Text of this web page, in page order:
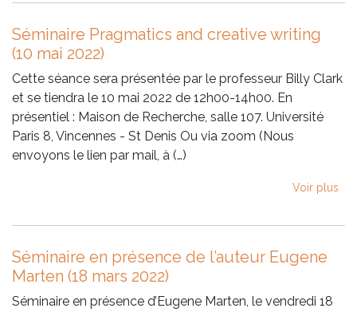
Séminaire Pragmatics and creative writing
(10 mai 2022)
Cette séance sera présentée par le professeur Billy Clark
et se tiendra le 10 mai 2022 de 12h00-14h00. En
présentiel : Maison de Recherche, salle 107. Université
Paris 8, Vincennes - St Denis Ou via zoom (Nous
envoyons le lien par mail, à (…)
Voir plus
Séminaire en présence de l’auteur Eugene
Marten (18 mars 2022)
Séminaire en présence d’Eugene Marten, le vendredi 18